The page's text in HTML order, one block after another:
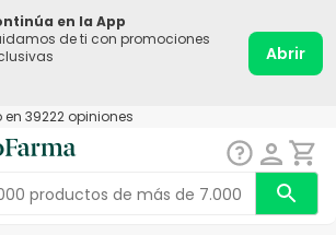
en la App
de ti con promociones
Abrir
en 39222 opiniones